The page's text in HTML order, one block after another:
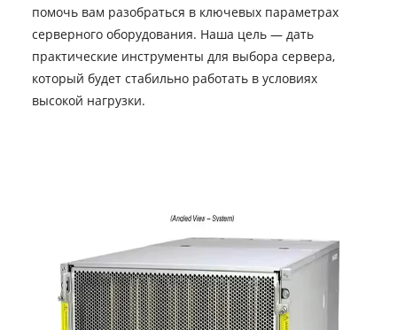
помочь вам разобраться в ключевых параметрах
серверного оборудования. Наша цель — дать
практические инструменты для выбора сервера,
который будет стабильно работать в условиях
высокой нагрузки.